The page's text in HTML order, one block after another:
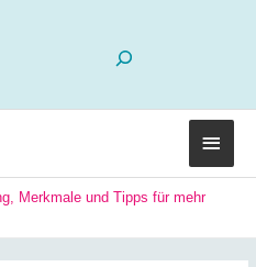
Merkmale und Tipps für mehr